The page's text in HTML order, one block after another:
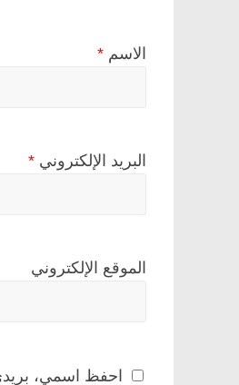
الاسم *
البريد الإلكتروني *
الموقع الإلكتروني
احفظ اسمي، بريدي